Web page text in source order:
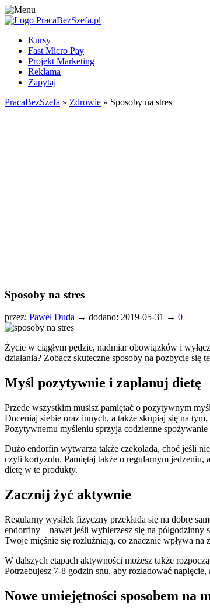
Kursy
Fast Micro Pay
Projekt Marketing
Reklama
Zapytaj
PracaBezSzefa » Zdrowie » Sposoby na stres
Sposoby na stres
przez: Paweł Duda → dodano: 2019-05-31 → 0
Życie w ciągłym pędzie, nadmiar obowiązków i
działania? Zobacz skuteczne sposoby na pozbycie się
Myśl pozytywnie i zaplanuj dietę
Przede wszystkim musisz pamiętać o pozytywnym
Doceniaj siebie oraz innych, a także skupiaj się na
Pozytywnemu myśleniu sprzyja codzienne
Dużo endorfin wytwarza także czekolada, choć jeśli
czyli kortyzolu. Pamiętaj także o regularnym jedzeniu,
dietę w te produkty.
Zacznij żyć aktywnie
Regularny wysiłek fizyczny przekłada się na dobre
endorfiny – nawet jeśli wybierzesz się na
Twoje mięśnie się rozluźniają, co znacznie wpływa na
W dalszych etapach aktywności możesz także
Potrzebujesz 7-8 godzin snu, aby rozładować
Nowe umiejętności sposobem na